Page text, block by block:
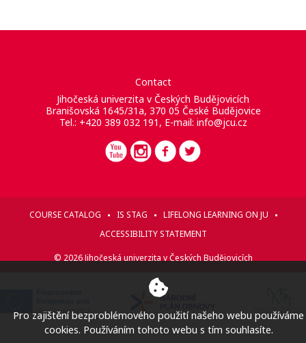
Contact
Jihočeská univerzita v Českých Budějovicích
Branišovská 1645/31a, 370 05 České Budějovice
Tel.: +420 389 032 191, E-mail: info@jcu.cz
COURSE CATALOG IS STAG
LIFELONG LEARNING ON JU
ACCESSIBILITY STATEMENT
© 2026 Jihočeská univerzita v Českých Budějovicích
Pro zajištění bezproblémového použití našeho webu používáme
cookies. Používáním tohoto webu s tím souhlasíte.